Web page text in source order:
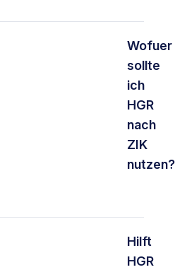
Wofuer
sollte
ich
HGR
nach
ZIK
nutzen?
Hilft
HGR